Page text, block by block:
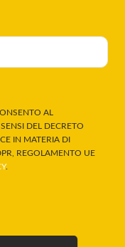
AL
DEL DECRETO
IN MATERIA DI
REGOLAMENTO UE
.